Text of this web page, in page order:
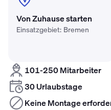
Von Zuhause starten
Einsatzgebiet: Bremen
101-250 Mitarbeiter
30 Urlaubstage
Keine Montage